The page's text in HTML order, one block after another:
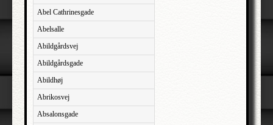
Abel Cathrinesgade
Abelsalle
Abildgårdsvej
Abildgårdsgade
Abildhøj
Abrikosvej
Absalonsgade